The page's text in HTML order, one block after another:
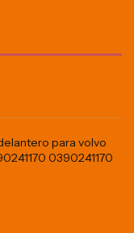
para volvo
0390241170